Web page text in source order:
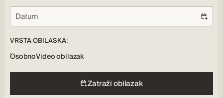
Vrtna staza:
Vanjske značajke:
Balkon, Privatno dvorište
VRSTA OBILASKA:
OsobnoVideo obilazak
Zatraži obilazak